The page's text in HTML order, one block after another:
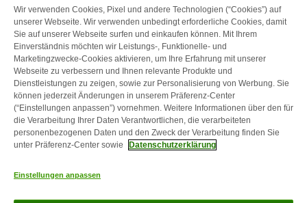
Deutschland / DE
Follow zooplus
Kontakt Versandkosten & Lieferzeit
Wir verwenden Cookies, Pixel und andere Technologien (“Cookies”) auf
unserer Webseite. Wir verwenden unbedingt erforderliche Cookies, damit
Sie auf unserer Webseite surfen und einkaufen können. Mit Ihrem
Einverständnis möchten wir Leistungs-, Funktionelle- und
Marketingzwecke-Cookies aktivieren, um Ihre Erfahrung mit unserer
Webseite zu verbessern und Ihnen relevante Produkte und
Dienstleistungen zu zeigen, sowie zur Personalisierung von Werbung. Sie
können jederzeit Änderungen in unserem Präferenz-Center
(“Einstellungen anpassen”) vornehmen. Weitere Informationen über den für
die Verarbeitung Ihrer Daten Verantwortlichen, die verarbeiteten
personenbezogenen Daten und den Zweck der Verarbeitung finden Sie
unter Präferenz-Center sowie
Datenschutzerklärung
Einstellungen anpassen